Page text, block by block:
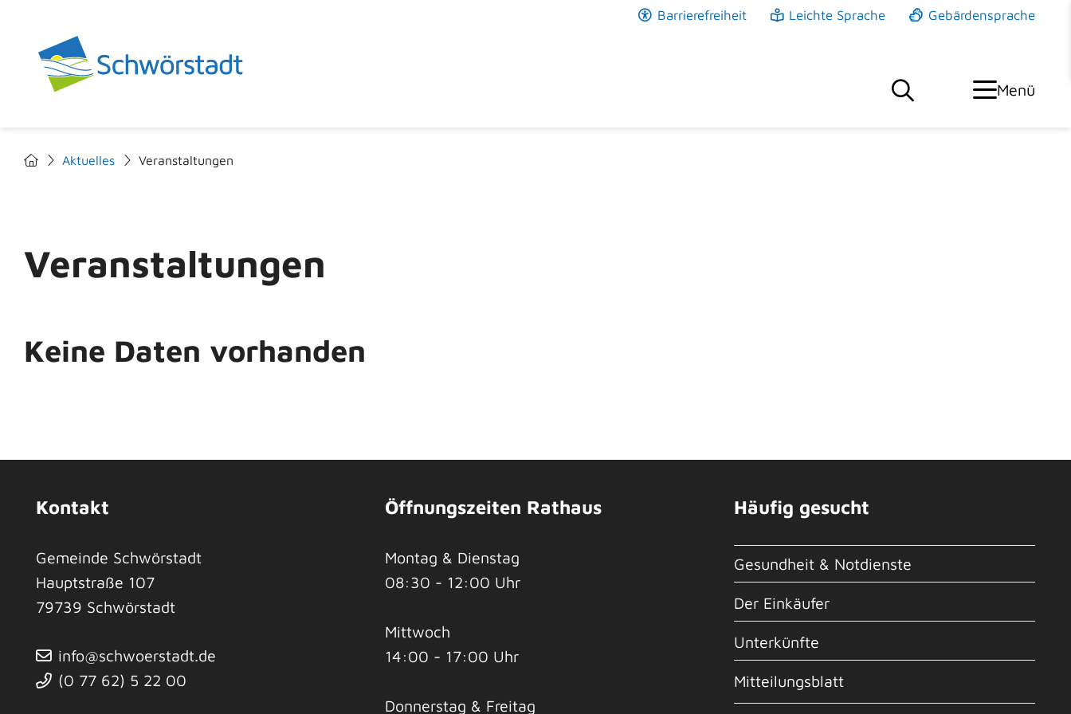
Barrierefreiheit Leichte Sprache Gebärdensprache
Menü
Aktuelles Veranstaltungen
Veranstaltungen
Keine Daten vorhanden
Kontakt
Gemeinde Schwörstadt
Hauptstraße 107
79739 Schwörstadt
info@schwoerstadt.de
(0 77 62) 5 22 00
Öffnungszeiten Rathaus
Montag & Dienstag
08:30 - 12:00 Uhr
Mittwoch
14:00 - 17:00 Uhr
Donnerstag & Freitag
Häufig gesucht
Gesundheit & Notdienste
Der Einkäufer
Unterkünfte
Mitteilungsblatt